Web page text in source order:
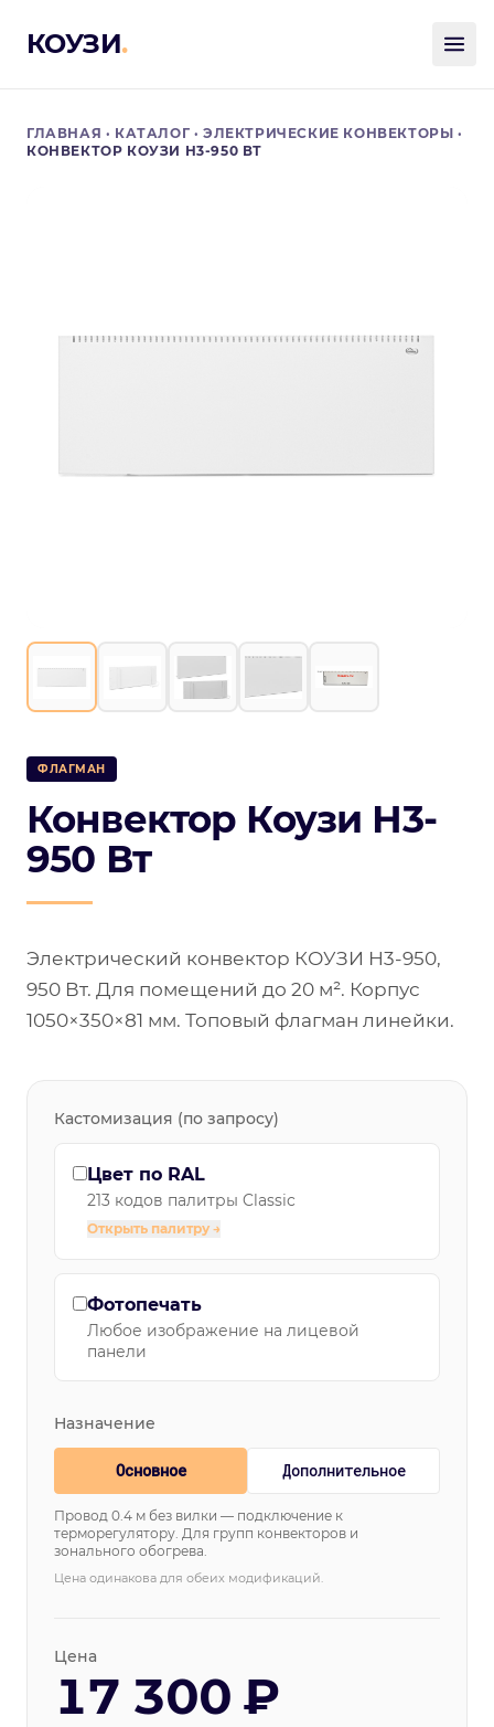
КОУЗИ.
ГЛАВНАЯ · КАТАЛОГ ·ЭЛЕКТРИЧЕСКИЕ КОНВЕКТОРЫ ·
КОНВЕКТОР КОУЗИ Н3-950 ВТ
ФЛАГМАН
Конвектор Коузи Н3-
950 Вт
Электрический конвектор КОУЗИ Н3-950,
950 Вт. Для помещений до 20 м². Корпус
1050×350×81 мм. Топовый флагман линейки.
Кастомизация (по запросу)
Цвет по RAL
213 кодов палитры Classic
Открыть палитру →
Фотопечать
Любое изображение на лицевой
панели
Назначение
Основное Дополнительное
Провод 0.4 м без вилки — подключение к
терморегулятору. Для групп конвекторов и
зонального обогрева.
Цена одинакова для обеих модификаций.
Цена
17 300 ₽